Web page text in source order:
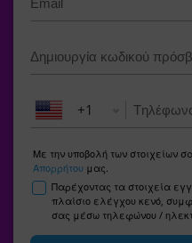
+1
Με την υποβολή των στοιχείων
Απορρήτου μας.
Παρέχοντας τα στοιχεία
πλαίσιο ελέγχου κενό,
σας μέσω τηλεφώνου /